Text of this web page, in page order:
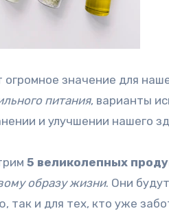
огромное значение для
питания, варианты
и улучшении нашего
5 великолепных
образу жизни. Они
так и для тех, кто уже